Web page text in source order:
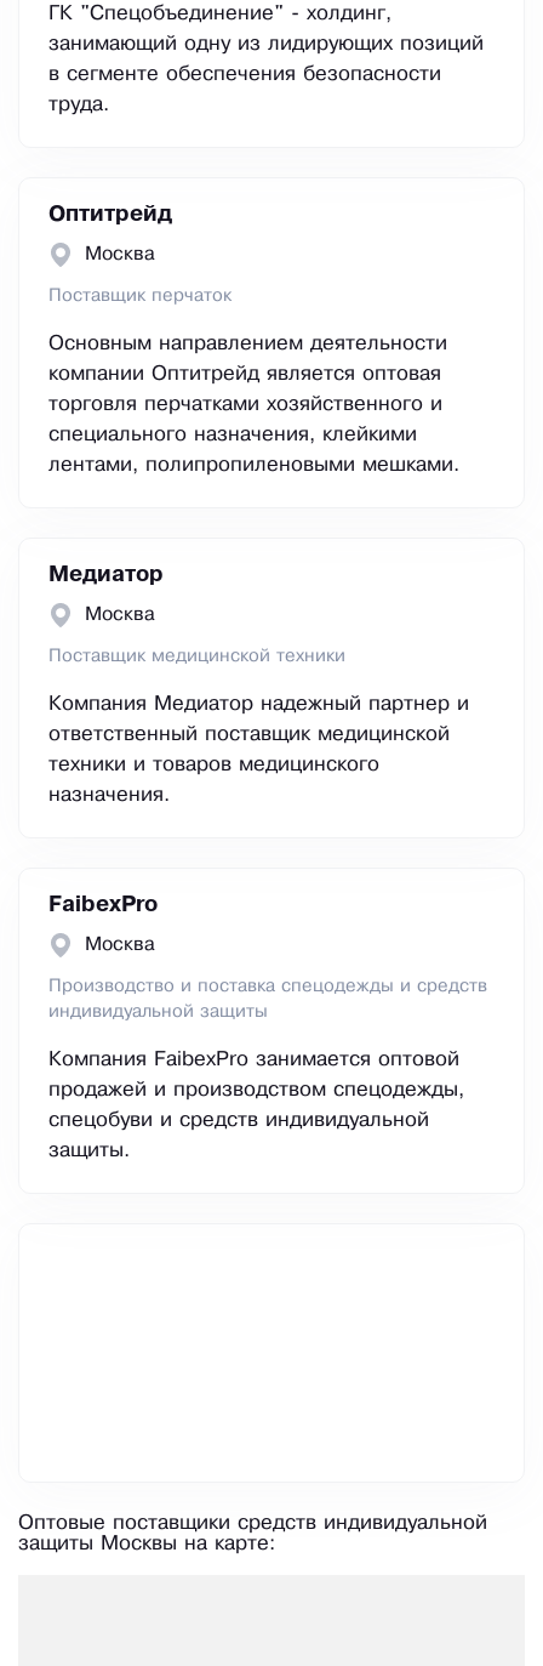
ГК "Спецобъединение" - холдинг,
занимающий одну из лидирующих позиций
в сегменте обеспечения безопасности
труда.
Оптитрейд
Москва
Поставщик перчаток
Основным направлением деятельности
компании Оптитрейд является оптовая
торговля перчатками хозяйственного и
специального назначения, клейкими
лентами, полипропиленовыми мешками.
Медиатор
Москва
Поставщик медицинской техники
Компания Медиатор надежный партнер и
ответственный поставщик медицинской
техники и товаров медицинского
назначения.
FaibexPro
Москва
Производство и поставка спецодежды и средств
индивидуальной защиты
Компания FaibexPro занимается оптовой
продажей и производством спецодежды,
спецобуви и средств индивидуальной
защиты.
Оптовые поставщики средств индивидуальной
защиты Москвы на карте: